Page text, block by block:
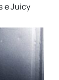
e Juicy